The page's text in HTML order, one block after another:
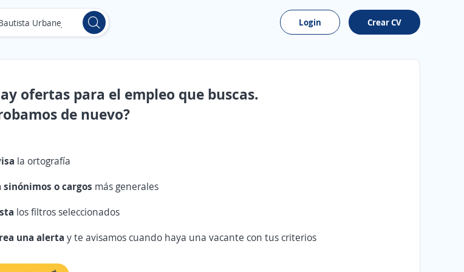
Login Crear CV
ofertas para el empleo que buscas.
de nuevo?
la ortografía
sinónimos o cargos más generales
los filtros seleccionados
una alertay te avisamos cuando haya una vacante con tus criterios